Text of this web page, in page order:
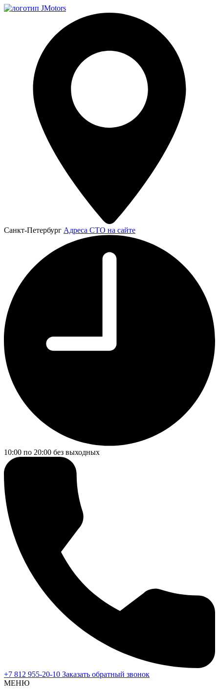
Санкт-Петербург Адреса СТО на сайте
10:00 по 20:00 без выходных
+7 812 955-20-10 Заказать обратный звонок
МЕНЮ